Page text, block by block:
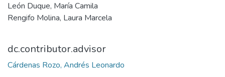
León Duque, María Camila
Rengifo Molina, Laura Marcela
dc.contributor.advisor
Cárdenas Rozo, Andrés Leonardo